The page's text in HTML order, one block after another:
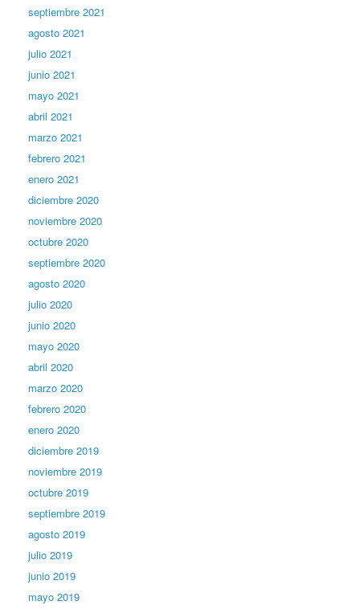
septiembre 2021
agosto 2021
julio 2021
junio 2021
mayo 2021
abril 2021
marzo 2021
febrero 2021
enero 2021
diciembre 2020
noviembre 2020
octubre 2020
septiembre 2020
agosto 2020
julio 2020
junio 2020
mayo 2020
abril 2020
marzo 2020
febrero 2020
enero 2020
diciembre 2019
noviembre 2019
octubre 2019
septiembre 2019
agosto 2019
julio 2019
junio 2019
mayo 2019